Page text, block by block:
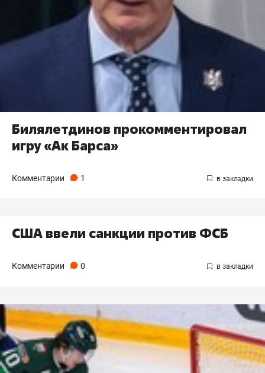
Билялетдинов прокомментировал
игру «Ак Барса»
Комментарии 1
США ввели санкции против ФСБ
Комментарии 0